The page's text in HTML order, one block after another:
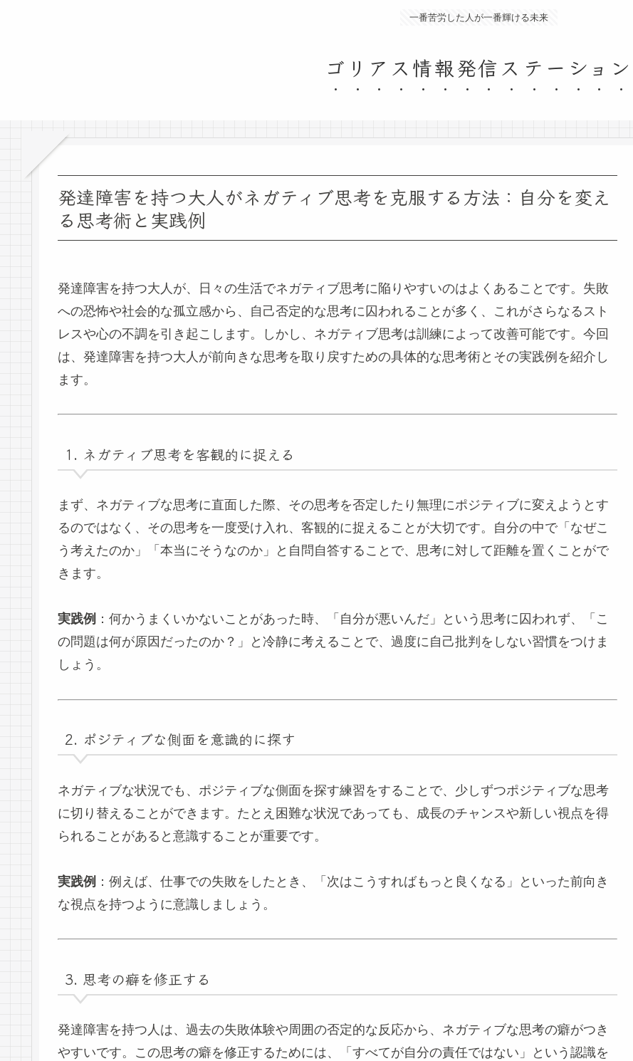
一番苦労した人が一番輝ける未来
ゴリアス情報発信ステーション
発達障害を持つ大人がネガティブ思考を克服する方法：自分を変え
る思考術と実践例
発達障害を持つ大人が、日々の生活でネガティブ思考に陥りやすいのはよくあることです。失敗
への恐怖や社会的な孤立感から、自己否定的な思考に囚われることが多く、これがさらなるスト
レスや心の不調を引き起こします。しかし、ネガティブ思考は訓練によって改善可能です。今回
は、発達障害を持つ大人が前向きな思考を取り戻すための具体的な思考術とその実践例を紹介し
ます。
1. ネガティブ思考を客観的に捉える
まず、ネガティブな思考に直面した際、その思考を否定したり無理にポジティブに変えようとす
るのではなく、その思考を一度受け入れ、客観的に捉えることが大切です。自分の中で「なぜこ
う考えたのか」「本当にそうなのか」と自問自答することで、思考に対して距離を置くことがで
きます。
実践例 ：何かうまくいかないことがあった時、「自分が悪いんだ」という思考に囚われず、「こ
の問題は何が原因だったのか？」と冷静に考えることで、過度に自己批判をしない習慣をつけま
しょう。
2. ポジティブな側面を意識的に探す
ネガティブな状況でも、ポジティブな側面を探す練習をすることで、少しずつポジティブな思考
に切り替えることができます。たとえ困難な状況であっても、成長のチャンスや新しい視点を得
られることがあると意識することが重要です。
実践例 ：例えば、仕事での失敗をしたとき、「次はこうすればもっと良くなる」といった前向き
な視点を持つように意識しましょう。
3. 思考の癖を修正する
発達障害を持つ人は、過去の失敗体験や周囲の否定的な反応から、ネガティブな思考の癖がつき
やすいです。この思考の癖を修正するためには、「すべてが自分の責任ではない」という認識を